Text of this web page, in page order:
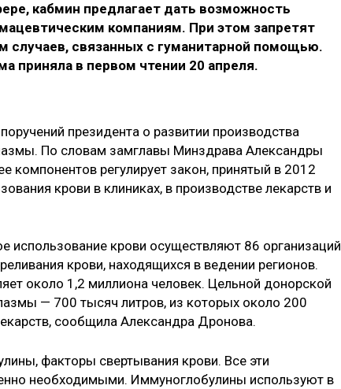
кабмин предлагает дать возможность
компаниям. При этом запретят
случаев, связанных с гуманитарной помощью.
приняла в первом чтении 20 апреля.
президента о развитии производства
По словам замглавы Минздрава Александры
компонентов регулирует закон, принятый в 2012
крови в клиниках, в производстве лекарств и
использование крови осуществляют 86 организаций
крови, находящихся в ведении регионов.
около 1,2 миллиона человек. Цельной донорской
— 700 тысяч литров, из которых около 200
сообщила Александра Дронова.
факторы свертывания крови. Все эти
необходимыми. Иммуноглобулины используют в